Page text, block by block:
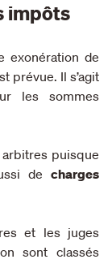
impôts
exonération de
prévue. Il s’agit
les sommes
puisque
de charges
et les juges
sont classés